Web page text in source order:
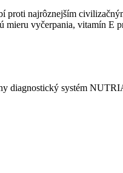
proti najrôznejším
vyčerpania, vitamín E
diagnostický systém